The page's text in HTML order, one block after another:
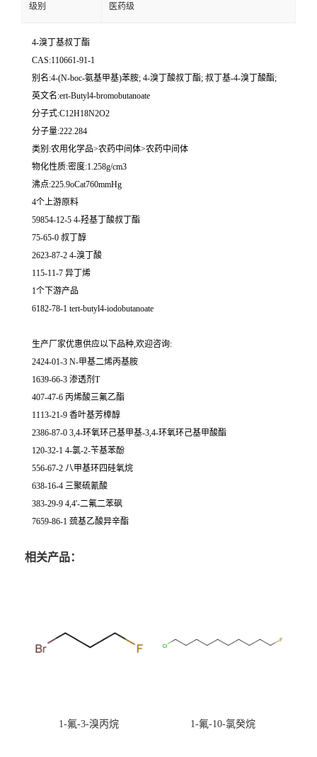
级别 医药级
4-溴丁基叔丁酯
CAS:110661-91-1
别名:4-(N-boc-氨基甲基)苯胺; 4-溴丁酸叔丁酯; 叔丁基-4-溴丁酸酯;
英文名:ert-Butyl4-bromobutanoate
分子式:C12H18N2O2
分子量:222.284
类别:农用化学品>农药中间体>农药中间体
物化性质:密度:1.258g/cm3
沸点:225.9oCat760mmHg
4个上游原料
59854-12-5 4-羟基丁酸叔丁酯
75-65-0 叔丁醇
2623-87-2 4-溴丁酸
115-11-7 异丁烯
1个下游产品
6182-78-1 tert-butyl4-iodobutanoate
生产厂家优惠供应以下品种,欢迎咨询:
2424-01-3 N-甲基二烯丙基胺
1639-66-3 渗透剂T
407-47-6 丙烯酸三氟乙酯
1113-21-9 香叶基芳樟醇
2386-87-0 3,4-环氧环己基甲基-3,4-环氧环己基甲酸酯
120-32-1 4-氯-2-苄基苯酚
556-67-2 八甲基环四硅氧烷
638-16-4 三聚硫氰酸
383-29-9 4,4'-二氟二苯砜
7659-86-1 巯基乙酸异辛酯
相关产品：
1-氟-3-溴丙烷 1-氟-10-氯癸烷